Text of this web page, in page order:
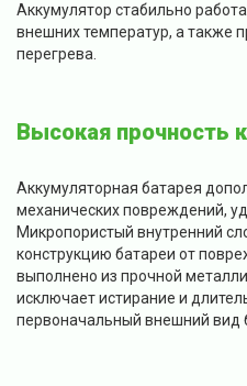
Аккумулятор стабильно
внешних температур, а также
перегрева.
Высокая прочность
Аккумуляторная батарея
механических повреждений,
Микропористый внутренний
конструкцию батареи от
выполнено из прочной
исключает истирание и
первоначальный внешний вид